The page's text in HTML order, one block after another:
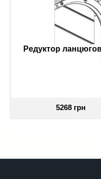
Редуктор
5268 грн